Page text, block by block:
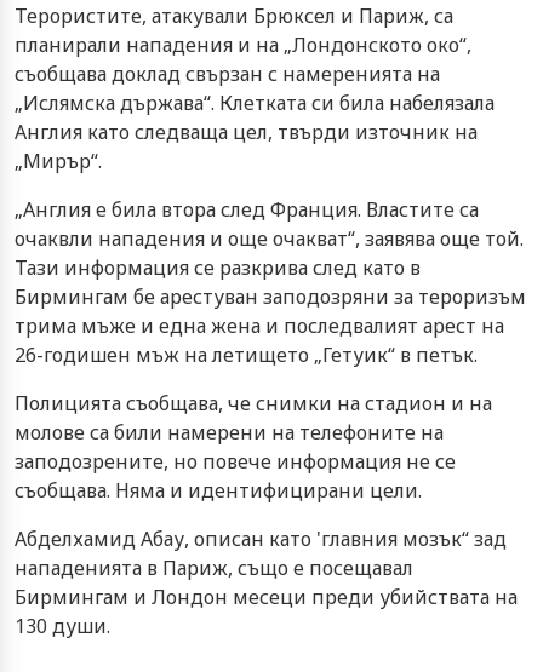
Терористите, атакували Брюксел и Париж, са
планирали нападения и на „Лондонското око“,
съобщава доклад свързан с намеренията на
„Ислямска държава“. Клетката си била набелязала
Англия като следваща цел, твърди източник на
„Мирър“.
„Англия е била втора след Франция. Властите са
очаквли нападения и още очакват“, заявява още той.
Тази информация се разкрива след като в
Бирмингам бе арестуван заподозряни за тероризъм
трима мъже и една жена и последвалият арест на
26-годишен мъж на летището „Гетуик“ в петък.
Полицията съобщава, че снимки на стадион и на
молове са били намерени на телефоните на
заподозрените, но повече информация не се
съобщава. Няма и идентифицирани цели.
Абделхамид Абау, описан като 'главния мозък“ зад
нападенията в Париж, също е посещавал
Бирмингам и Лондон месеци преди убийствата на
130 души.